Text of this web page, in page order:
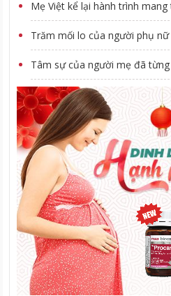
Mẹ Việt kể lại hành trình
Trăm mối lo của người phụ
Tâm sự của người mẹ đã